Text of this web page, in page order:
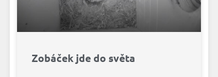
Zobáček jde do světa